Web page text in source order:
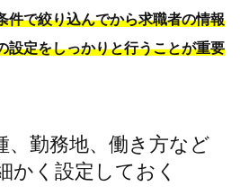
件で絞り込んでから求職者の情報
設定をしっかりと行うことが重要
、勤務地、働き方など
かく設定しておく